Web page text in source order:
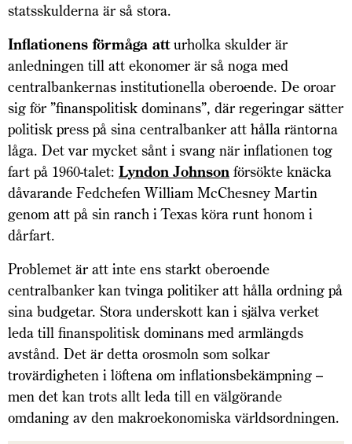
statsskulderna är så stora.
Inflationens förmåga atturholka skulder är
anledningen till att ekonomer är så noga med
centralbankernas institutionella oberoende. De oroar
sig för ”finanspolitisk dominans”, där regeringar sätter
politisk press på sina centralbanker att hålla räntorna
låga. Det var mycket sånt i svang när inflationen tog
fart på 1960-talet: Lyndon Johnson försökte knäcka
dåvarande Fedchefen William McChesney Martin
genom att på sin ranch i Texas köra runt honom i
dårfart.
Problemet är att inte ens starkt oberoende
centralbanker kan tvinga politiker att hålla ordning på
sina budgetar. Stora underskott kan i själva verket
leda till finanspolitisk dominans med armlängds
avstånd. Det är detta orosmoln som solkar
trovärdigheten i löftena om inflationsbekämpning –
men det kan trots allt leda till en välgörande
omdaning av den makroekonomiska världsordningen.